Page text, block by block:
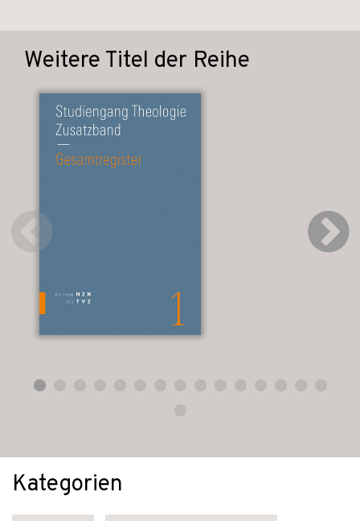
Weitere Titel der Reihe
Kategorien